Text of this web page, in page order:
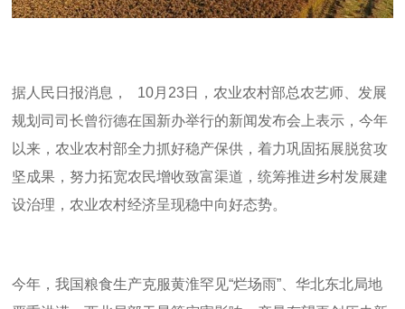
据人民日报消息， 10月 23日，农业农村部总农艺师、发展
规划司司长曾衍德在国新办举行的新闻发布会上表示，今年
以来，农业农村部全力抓好稳产保供，着力巩固拓展脱贫攻
坚成果，努力拓宽农民增收致富渠道，统筹推进乡村发展建
设治理，农业农村经济呈现稳中向好态势。
今年，我国粮食生产克服黄淮罕见“烂场雨” 、华北东北局地